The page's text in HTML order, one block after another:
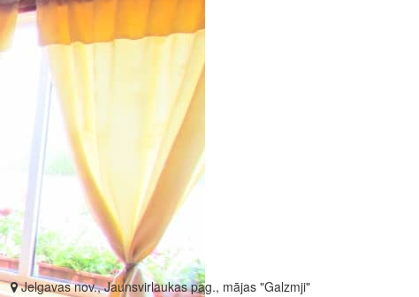
Jelgavas nov., Jaunsvirlaukas pag., mājas "Galzmji"